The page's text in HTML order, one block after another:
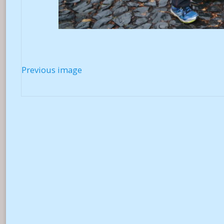
Previous image